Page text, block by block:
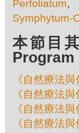
Perfoliatum,
Symphytum-
本節目
Program
《自然療法
《自然療法
《自然療法
《自然療法